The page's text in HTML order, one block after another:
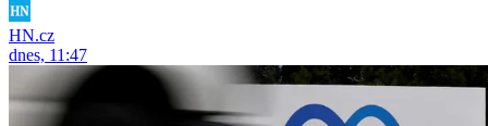
HN.cz
dnes, 11:47